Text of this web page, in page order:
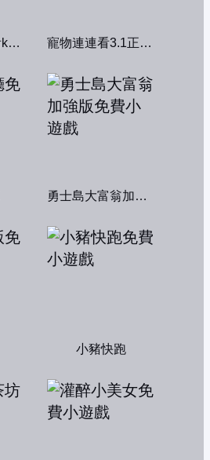
神奇寶貝連連看kawai版2004 寵物連連看3.1正式版
勇士島大富翁加強版
小豬快跑